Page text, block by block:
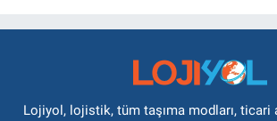
Lojiyol, lojistik, tüm taşıma modları, ticari